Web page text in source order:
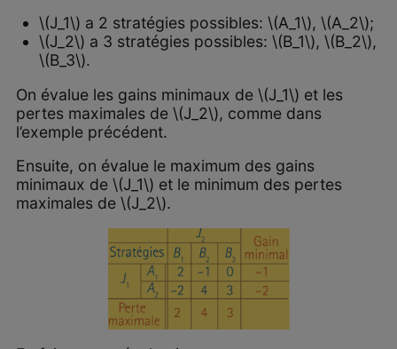
\(J_1\) a 2 stratégies possibles: \(A_1\), \(A_2\);
\(J_2\) a 3 stratégies possibles: \(B_1\), \(B_2\),
\(B_3\).
On évalue les gains minimaux de \(J_1\) et les
pertes maximales de \(J_2\), comme dans
l’exemple précédent.
Ensuite, on évalue le maximum des gains
minimaux de \(J_1\) et le minimum des pertes
maximales de \(J_2\).